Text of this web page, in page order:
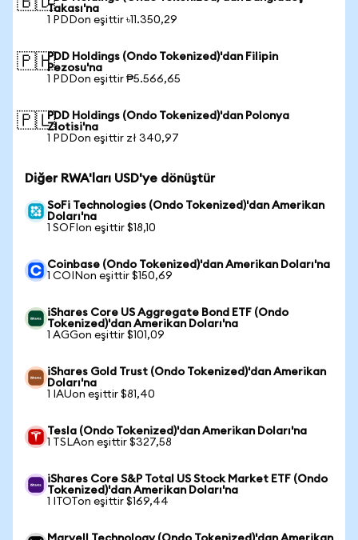
Takası'na
1 PDDon eşittir ৳11.350,29
🇵🇭PDD Holdings (Ondo Tokenized)'dan Filipin
Pezosu'na
1 PDDon eşittir ₱5.566,65
🇵🇱PDD Holdings (Ondo Tokenized)'dan Polonya
Zlotisi'na
1 PDDon eşittir zł 340,97
Diğer RWA'ları USD'ye dönüştür
SoFi Technologies (Ondo Tokenized)'dan Amerikan
Doları'na
1 SOFIon eşittir $18,10
Coinbase (Ondo Tokenized)'dan Amerikan Doları'na
1 COINon eşittir $150,69
iShares Core US Aggregate Bond ETF (Ondo
Tokenized)'dan Amerikan Doları'na
1 AGGon eşittir $101,09
iShares Gold Trust (Ondo Tokenized)'dan Amerikan
Doları'na
1 IAUon eşittir $81,40
Tesla (Ondo Tokenized)'dan Amerikan Doları'na
1 TSLAon eşittir $327,58
iShares Core S&P Total US Stock Market ETF (Ondo
Tokenized)'dan Amerikan Doları'na
1 ITOTon eşittir $169,44